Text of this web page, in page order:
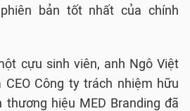
bản tốt nhất của chính
cựu sinh viên, anh Ngô Việt
CEO Công ty trách nhiệm hữu
thương hiệu MED Branding đã